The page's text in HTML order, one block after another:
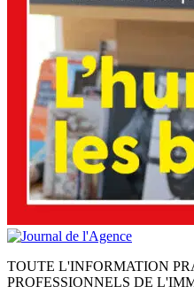
TOUTE L'INFORMATION
PROFESSIONNELS DE